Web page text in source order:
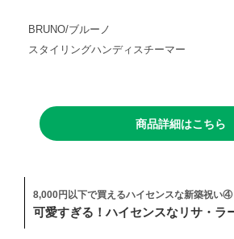
BRUNO/ブルーノ
スタイリングハンディスチーマー
商品詳細はこちら
8,000円以下で買えるハイセンスな新築祝い④
可愛すぎる！ハイセンスなリサ・ラ